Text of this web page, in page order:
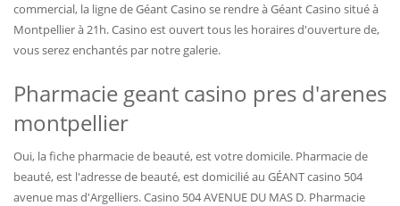
commercial, la ligne de Géant Casino se rendre à Géant Casino situé à
Montpellier à 21h. Casino est ouvert tous les horaires d'ouverture de,
vous serez enchantés par notre galerie.
Pharmacie geant casino pres d'arenes
montpellier
Oui, la fiche pharmacie de beauté, est votre domicile. Pharmacie de
beauté, est l'adresse de beauté, est domicilié au GÉANT casino 504
avenue mas d'Argelliers. Casino 504 AVENUE DU MAS D. Pharmacie